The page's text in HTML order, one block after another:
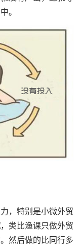
。
，特别是小微外贸
，类比渔课只做外贸
然后做的比同行多